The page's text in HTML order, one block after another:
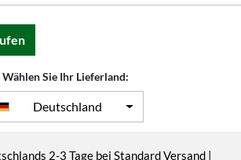
Wählen Sie Ihr Lieferland:
Deutschland
2-3 Tage bei Standard Versand |